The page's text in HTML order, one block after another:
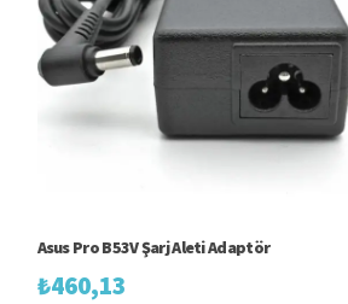
Asus Pro B53V Şarj Aleti Adaptör
₺460,13